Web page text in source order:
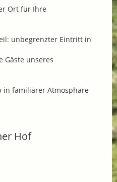
Ort für Ihre
unbegrenzter Eintritt in
Gäste unseres
in familiärer Atmosphäre
Hof